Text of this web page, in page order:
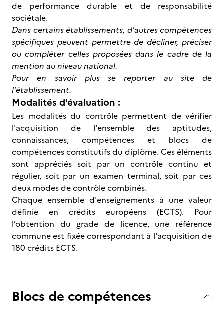
de performance durable et de responsabilité
sociétale.
Dans certains établissements, d'autres compétences
spécifiques peuvent permettre de décliner, préciser
ou compléter celles proposées dans le cadre de la
mention au niveau national.
Pour en savoir plus se reporter au site de
l'établissement.
Modalités d'évaluation :
Les modalités du contrôle permettent de vérifier
l'acquisition de l'ensemble des aptitudes,
connaissances, compétences et blocs de
compétences constitutifs du diplôme. Ces éléments
sont appréciés soit par un contrôle continu et
régulier, soit par un examen terminal, soit par ces
deux modes de contrôle combinés.
Chaque ensemble d'enseignements à une valeur
définie en crédits européens (ECTS). Pour
l’obtention du grade de licence, une référence
commune est fixée correspondant à l'acquisition de
180 crédits ECTS.
Blocs de compétences